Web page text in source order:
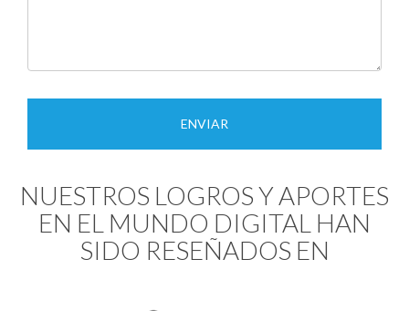
NUESTROS LOGROS Y APORTES
EN EL MUNDO DIGITAL HAN
SIDO RESEÑADOS EN